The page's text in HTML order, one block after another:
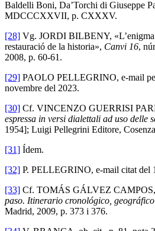
Baldelli Boni, Da’Torchi di Giuseppe
MDCCCXXVII, p. CXXXV.
[28] Vg. JORDI BILBENY,
restauració de la historia», Canvi 16,
2008, p. 60-61.
[29] PAOLO PELLEGRINO, e-mail
novembre del 2023.
[30] Cf. VINCENZO GUERRISI
espressa in versi dialettali ad uso delle
1954]; Luigi Pellegrini Editore,
[31] Ídem.
[32] P. PELLEGRINO, e-mail citat del
[33] Cf. TOMÁS GÁLVEZ CAMPOS,
paso. Itinerario cronológico,
Madrid, 2009, p. 373 i 376.